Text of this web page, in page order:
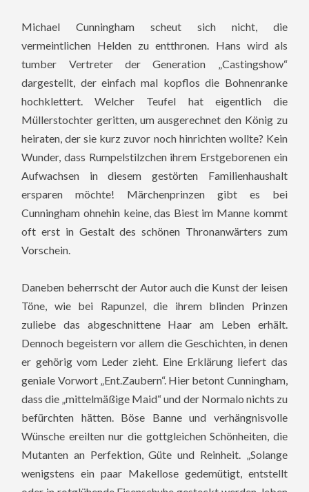
Michael Cunningham scheut sich nicht, die
vermeintlichen Helden zu entthronen. Hans wird als
tumber Vertreter der Generation „Castingshow“
dargestellt, der einfach mal kopflos die Bohnenranke
hochklettert. Welcher Teufel hat eigentlich die
Müllerstochter geritten, um ausgerechnet den König zu
heiraten, der sie kurz zuvor noch hinrichten wollte? Kein
Wunder, dass Rumpelstilzchen ihrem Erstgeborenen ein
Aufwachsen in diesem gestörten Familienhaushalt
ersparen möchte! Märchenprinzen gibt es bei
Cunningham ohnehin keine, das Biest im Manne kommt
oft erst in Gestalt des schönen Thronanwärters zum
Vorschein.
Daneben beherrscht der Autor auch die Kunst der leisen
Töne, wie bei Rapunzel, die ihrem blinden Prinzen
zuliebe das abgeschnittene Haar am Leben erhält.
Dennoch begeistern vor allem die Geschichten, in denen
er gehörig vom Leder zieht. Eine Erklärung liefert das
geniale Vorwort „Ent.Zaubern“. Hier betont Cunningham,
dass die „mittelmäßige Maid“ und der Normalo nichts zu
befürchten hätten. Böse Banne und verhängnisvolle
Wünsche ereilten nur die gottgleichen Schönheiten, die
Mutanten an Perfektion, Güte und Reinheit. „Solange
wenigstens ein paar Makellose gedemütigt, entstellt